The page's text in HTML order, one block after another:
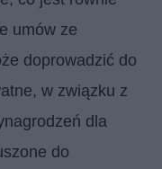
umów ze
doprowadzić do
w związku z
dla
do